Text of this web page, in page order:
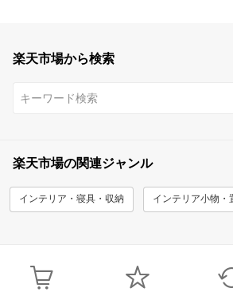
楽天市場から検索
楽天市場の関連ジャンル
インテリア・寝具・収納 インテリア小物・